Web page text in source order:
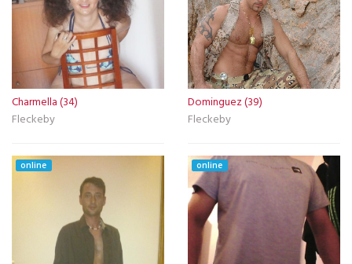
Charmella (34)
Fleckeby
Dominguez (39)
Fleckeby
online online